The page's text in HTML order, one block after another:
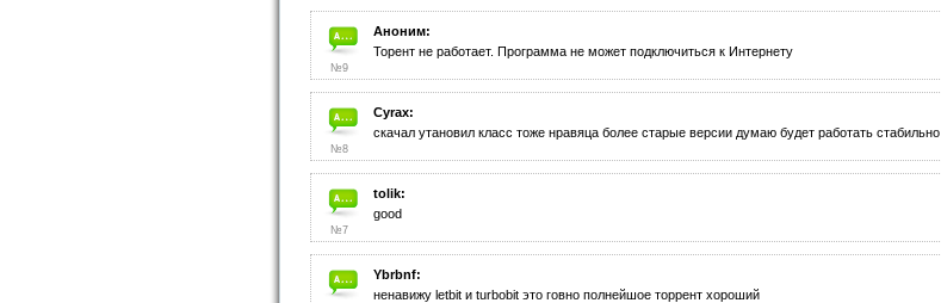
Аноним:
Торент не работает. Программа не может подключиться к Интернету
№9
Cyrax:
скачал утановил класс тоже нравяца более старые версии думаю будет работать стабильно
№8
tolik:
good
№7
Ybrbnf:
ненавижу letbit и turbobit это говно полнейшое торрент хороший